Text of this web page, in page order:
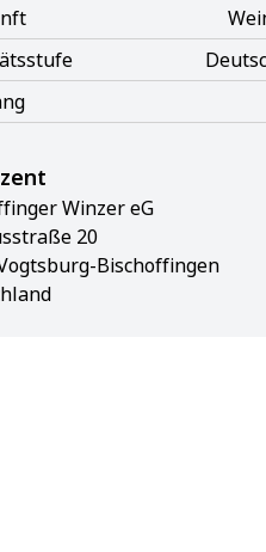
Winzer eG
20
Bischoffingen